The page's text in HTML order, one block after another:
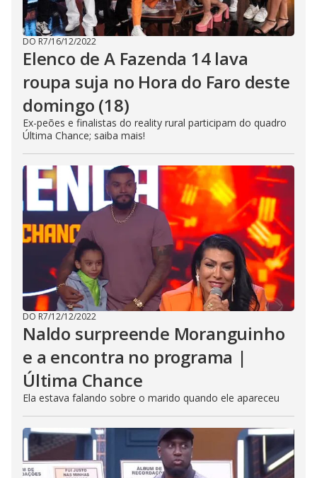
DO R7/16/12/2022
Elenco de A Fazenda 14 lava
roupa suja no Hora do Faro deste
domingo (18)
Ex-peões e finalistas do reality rural participam do quadro
Última Chance; saiba mais!
DO R7/12/12/2022
Naldo surpreende Moranguinho
e a encontra no programa |
Última Chance
Ela estava falando sobre o marido quando ele apareceu